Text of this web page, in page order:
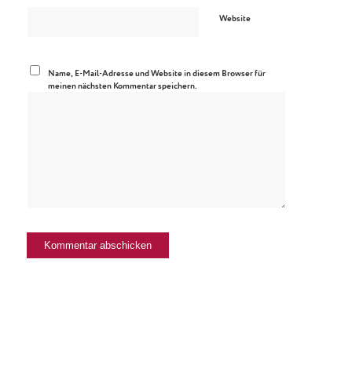
Website
Name, E-Mail-Adresse und Website in diesem Browser für
meinen nächsten Kommentar speichern.